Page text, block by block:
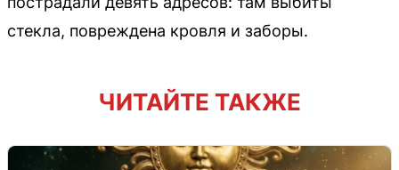
стекла, повреждена кровля и заборы.
ЧИТАЙТЕ ТАКЖЕ